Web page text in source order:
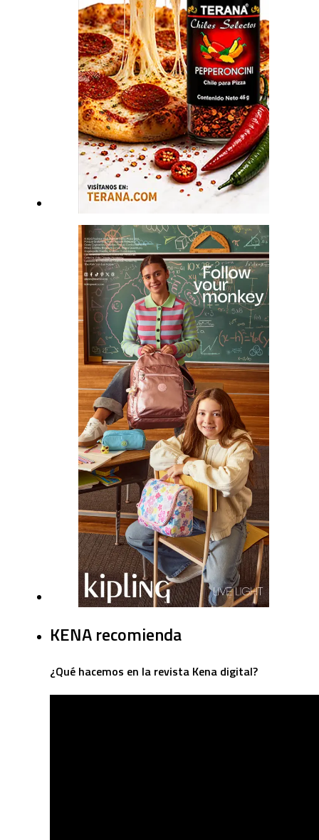
KENA recomienda
¿Qué hacemos en la revista Kena digital?